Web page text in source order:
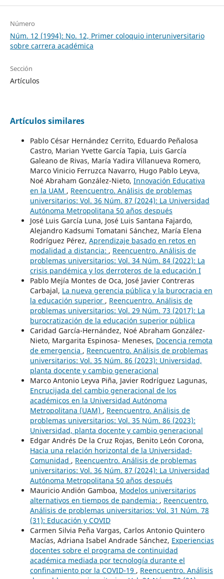
Número
Núm. 12 (1994): No. 12, Primer coloquio interuniversitario
sobre carrera académica
Sección
Artículos
Artículos similares
Pablo César Hernández Cerrito, Eduardo Peñalosa
Castro, Marian Yvette García Tapia, Luis García
Galeano de Rivas, María Yadira Villanueva Romero,
Marco Vinicio Ferruzca Navarro, Hugo Pablo Leyva,
Noé Abraham González-Nieto, Innovación Educativa
en la UAM , Reencuentro. Análisis de problemas
universitarios: Vol. 36 Núm. 87 (2024): La Universidad
Autónoma Metropolitana 50 años después
José Luis García Luna, José Luis Santana Fajardo,
Alejandro Kadsumi Tomatani Sánchez, María Elena
Rodríguez Pérez, Aprendizaje basado en retos en
modalidad a distancia: , Reencuentro. Análisis de
problemas universitarios: Vol. 34 Núm. 84 (2022): La
crisis pandémica y los derroteros de la educación I
Pablo Mejía Montes de Oca, José Javier Contreras
Carbajal, La nueva gerencia pública y la burocracia en
la educación superior , Reencuentro. Análisis de
problemas universitarios: Vol. 29 Núm. 73 (2017): La
burocratización de la educación superior pública
Caridad García-Hernández, Noé Abraham González-
Nieto, Margarita Espinosa- Meneses, Docencia remota
de emergencia , Reencuentro. Análisis de problemas
universitarios: Vol. 35 Núm. 86 (2023): Universidad,
planta docente y cambio generacional
Marco Antonio Leyva Piña, Javier Rodríguez Lagunas,
Encrucijada del cambio generacional de los
académicos en la Universidad Autónoma
Metropolitana (UAM) , Reencuentro. Análisis de
problemas universitarios: Vol. 35 Núm. 86 (2023):
Universidad, planta docente y cambio generacional
Edgar Andrés De la Cruz Rojas, Benito León Corona,
Hacia una relación horizontal de la Universidad-
Comunidad , Reencuentro. Análisis de problemas
universitarios: Vol. 36 Núm. 87 (2024): La Universidad
Autónoma Metropolitana 50 años después
Mauricio Andión Gamboa, Modelos universitarios
alternativos en tiempos de pandemia: , Reencuentro.
Análisis de problemas universitarios: Vol. 31 Núm. 78
(31): Educación y COVID
Carmen Silvia Peña Vargas, Carlos Antonio Quintero
Macías, Adriana Isabel Andrade Sánchez, Experiencias
docentes sobre el programa de continuidad
académica mediada por tecnología durante el
confinamiento por la COVID-19 , Reencuentro. Análisis